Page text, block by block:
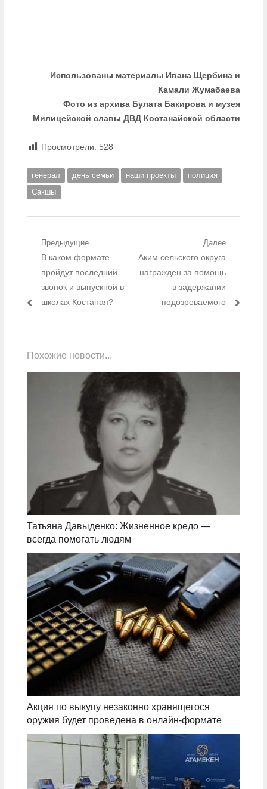
Использованы материалы Ивана Щербина и
Камали Жумабаева
Фото из архива Булата Бакирова и музея
Милицейской славы ДВД Костанайской области
Просмотрели: 528
генерал день семьи наши проекты
полиция
Сакшы
Навигация по записям
Предыдущие
Предыдущий пост:
В каком формате
пройдут последний
звонок и выпускной в
школах Костаная?
Далее
Следующий пост:
Аким сельского округа
награжден за помощь
в задержании
подозреваемого
Похожие новости...
Татьяна Давыденко: Жизненное кредо —
всегда помогать людям
Акция по выкупу незаконно хранящегося
оружия будет проведена в онлайн-формате